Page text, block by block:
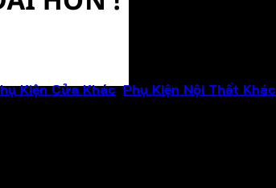
Kiện Cửa Khác,Phụ Kiện Nội Thất Khác